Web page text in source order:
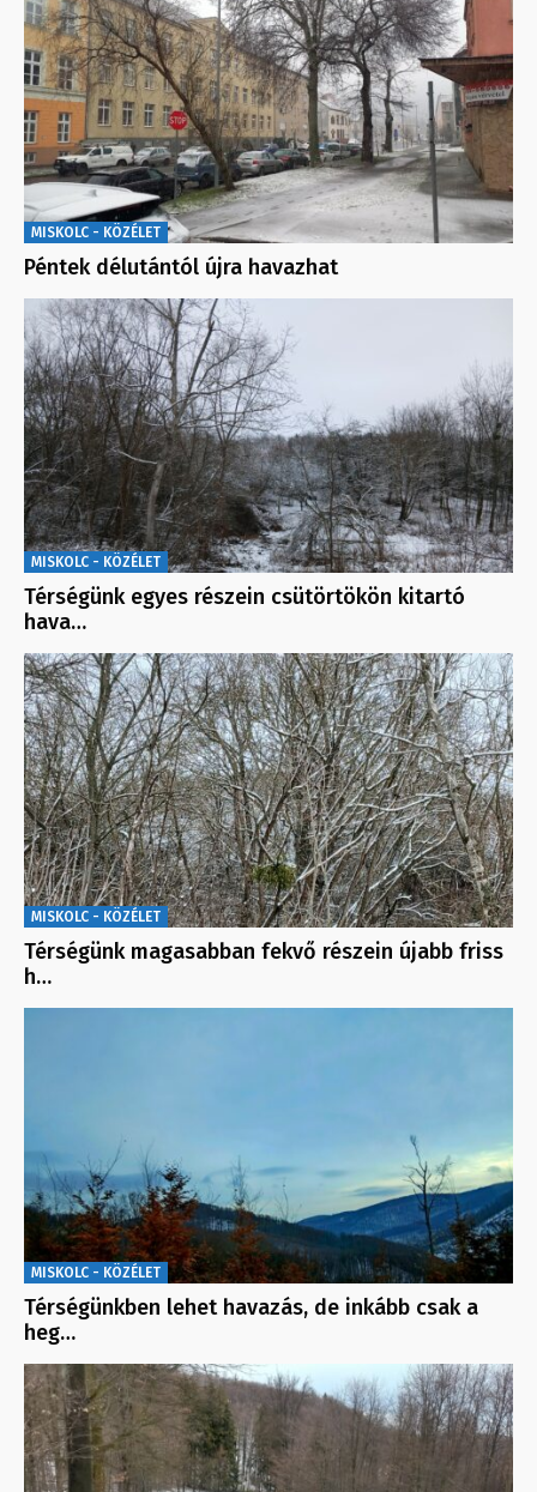
MISKOLC - KÖZÉLET
Péntek délutántól újra havazhat
MISKOLC - KÖZÉLET
Térségünk egyes részein csütörtökön kitartó
hava…
MISKOLC - KÖZÉLET
Térségünk magasabban fekvő részein újabb friss
h…
MISKOLC - KÖZÉLET
Térségünkben lehet havazás, de inkább csak a
heg…